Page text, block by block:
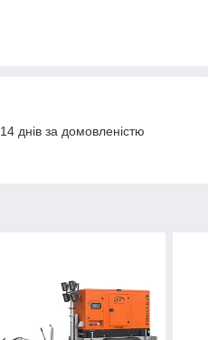
днів за домовленістю